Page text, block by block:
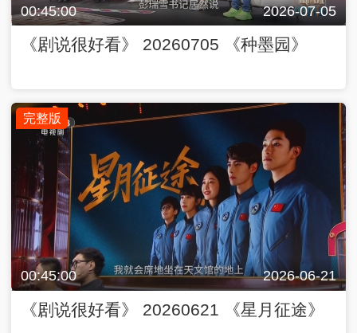
00:45:00 2026-07-05
《剧说很好看》 20260705 《种墨园》
完整版
00:45:00 2026-06-21
《剧说很好看》 20260621 《星月征途》